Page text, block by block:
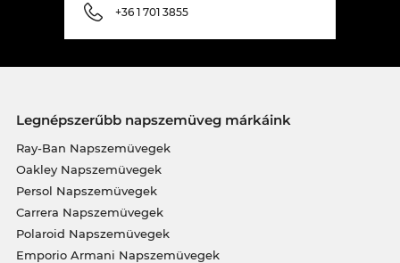
+36 1 701 3855
Legnépszerűbb napszemüveg márkáink
Ray-Ban Napszemüvegek
Oakley Napszemüvegek
Persol Napszemüvegek
Carrera Napszemüvegek
Polaroid Napszemüvegek
Emporio Armani Napszemüvegek